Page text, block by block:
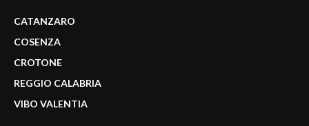
CATANZARO
COSENZA
CROTONE
REGGIO CALABRIA
VIBO VALENTIA